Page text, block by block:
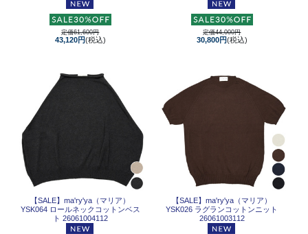
定価61,600円
43,120円(税込)
定価44,000円
30,800円(税込)
【SALE】ma'ry'ya（マリア）
YSK064 ロールネックコットンベス
ト 26061004112
【SALE】ma'ry'ya（マリア）
YSK026 ラグランコットンニット
26061003112